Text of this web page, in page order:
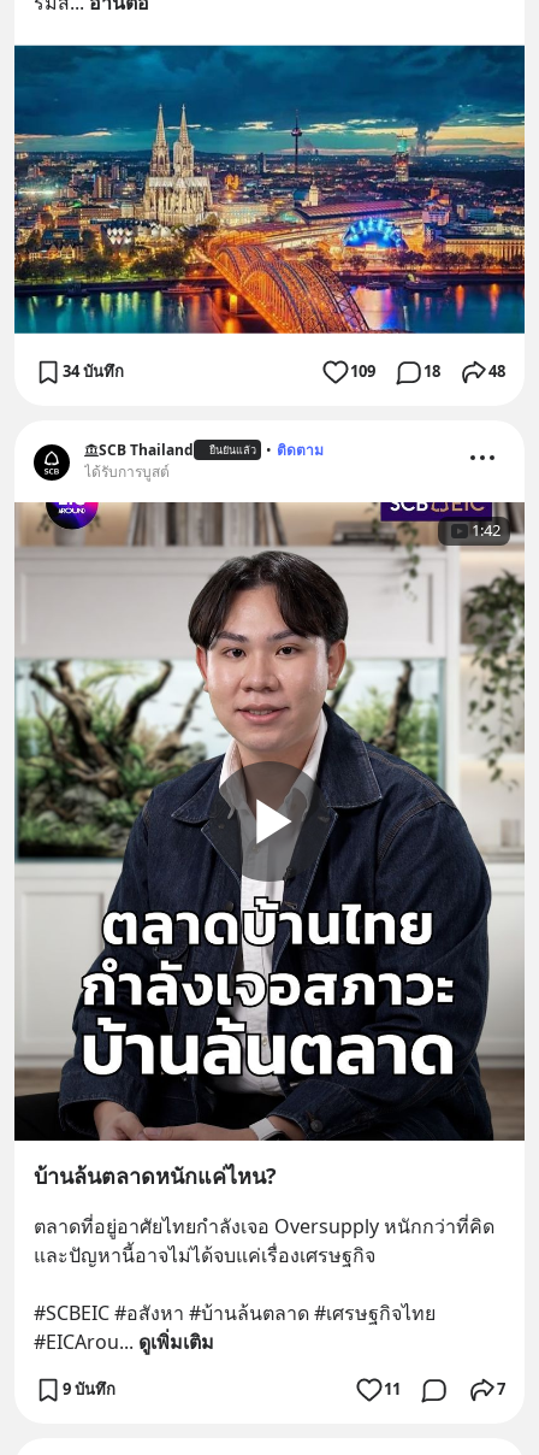
34 บันทึก 109 18 48
SCB Thailand ยืนยันแล้ว • ติดตาม
ได้รับการบูสต์
1:42
บ้านล้นตลาดหนักแค่ไหน?
ตลาดที่อยู่อาศัยไทยกำลังเจอ Oversupply หนักกว่าที่คิด
และปัญหานี้อาจไม่ได้จบแค่เรื่องเศรษฐกิจ
#SCBEIC #อสังหา #บ้านล้นตลาด #เศรษฐกิจไทย
#EICArou... ดูเพิ่มเติม
9 บันทึก 11 7